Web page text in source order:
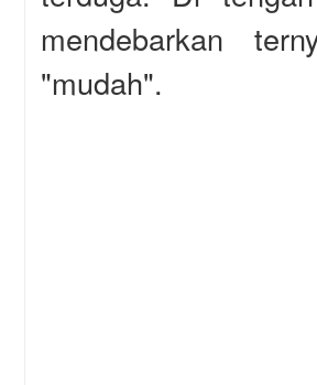
mendebarkan
"mudah".